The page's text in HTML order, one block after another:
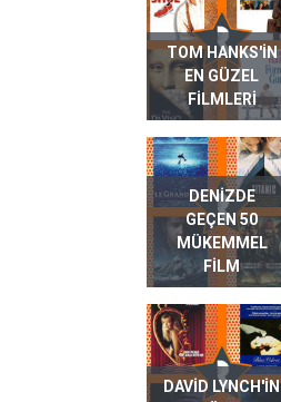
TOM HANKS'IN
EN GÜZEL
FILMLERI
DENIZDE
GEÇEN 50
MÜKEMMEL
FILM
DAVID LYNCH'IN